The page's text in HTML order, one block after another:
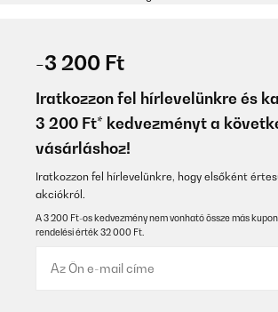
-3 200 Ft
Iratkozzon fel hírlevelünkre és
3 200 Ft* kedvezményt a
vásárláshoz!
Iratkozzon fel hírlevelünkre, hogy elsőként
akciókról.
A 3 200 Ft-os kedvezmény nem vonható össze más
rendelési érték 32 000 Ft.